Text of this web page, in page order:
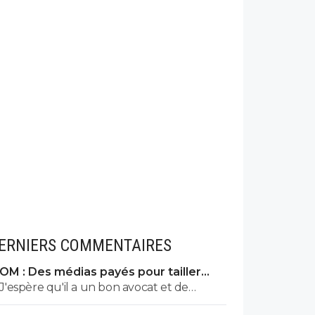
COMMENTAIRES
OM : Des médias payés pour tailler
l’OL, McCourt accusé
J'espère qu'il a un bon avocat et de
bonnes preuves parce qu'il va vite